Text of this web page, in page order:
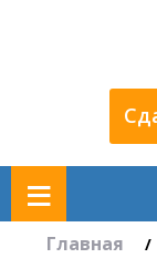
≡
Главная /